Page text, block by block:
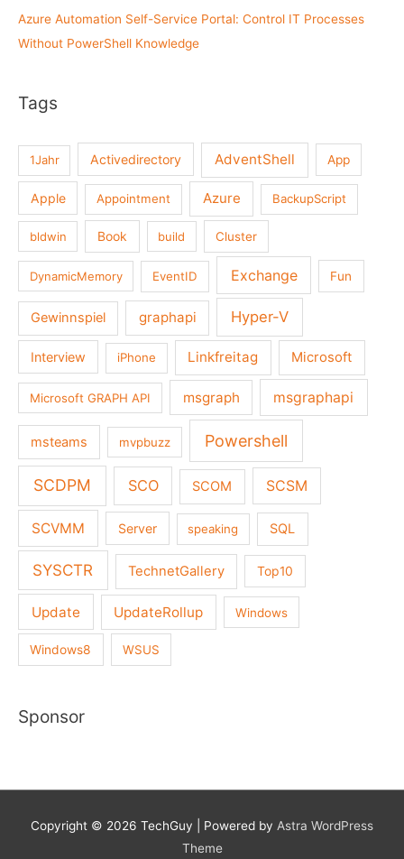
Azure Automation Self-Service Portal: Control IT Processes
Without PowerShell Knowledge
Tags
1Jahr Activedirectory AdventShell App
Apple Appointment Azure BackupScript
bldwin Book build Cluster
DynamicMemory EventID Exchange Fun
Gewinnspiel graphapi Hyper-V
Interview iPhone Linkfreitag Microsoft
Microsoft GRAPH API msgraph msgraphapi
msteams mvpbuzz Powershell
SCDPM SCO SCOM SCSM
SCVMM Server speaking SQL
SYSCTR TechnetGallery Top10
Update UpdateRollup Windows
Windows8 WSUS
Sponsor
Copyright © 2026 TechGuy | Powered by Astra WordPress
Theme